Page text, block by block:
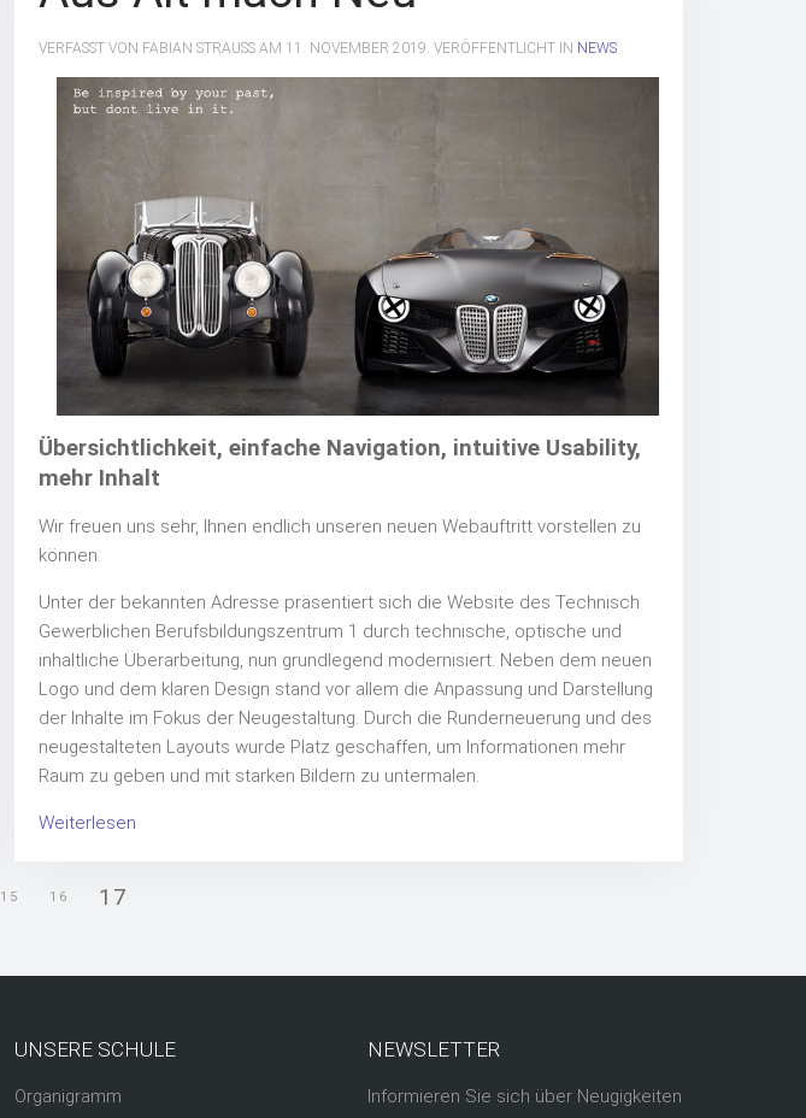
VERFASST VON FABIAN STRAUSS AM 11. NOVEMBER 2019. VERÖFFENTLICHT IN NEWS
Übersichtlichkeit, einfache Navigation, intuitive Usability,
mehr Inhalt
Wir freuen uns sehr, Ihnen endlich unseren neuen Webauftritt vorstellen zu
können.
Unter der bekannten Adresse präsentiert sich die Website des Technisch
Gewerblichen Berufsbildungszentrum 1 durch technische, optische und
inhaltliche Überarbeitung, nun grundlegend modernisiert. Neben dem neuen
Logo und dem klaren Design stand vor allem die Anpassung und Darstellung
der Inhalte im Fokus der Neugestaltung. Durch die Runderneuerung und des
neugestalteten Layouts wurde Platz geschaffen, um Informationen mehr
Raum zu geben und mit starken Bildern zu untermalen.
Weiterlesen
15 16 17
UNSERE SCHULE
Organigramm
NEWSLETTER
Informieren Sie sich über Neugigkeiten